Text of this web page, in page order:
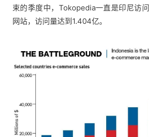
束的季度中，Tokopedia一直是印尼访
网站，访问量达到1.404亿。